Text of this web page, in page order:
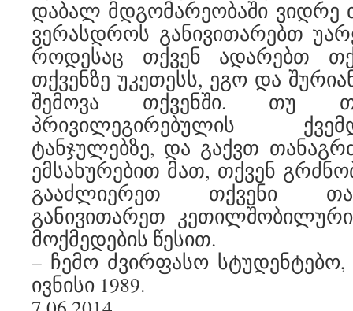
დაბალ მდგომარეობაში ვიდრე
ვერასდროს განივითარებთ
როდესაც თქვენ ადარებთ
თქვენზე უკეთესს, ეგო და
შემოვა თქვენში. თუ
პრივილეგირებულის
ტანჯულებზე, და გაქვთ
ემსახურებით მათ, თქვენ
გააძლიერეთ თქვენი
განივითარეთ
მოქმედების წესით.
– ჩემო ძვირფასო სტუდენტებო,
ივნისი 1989.